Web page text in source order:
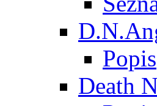
Popis
Death